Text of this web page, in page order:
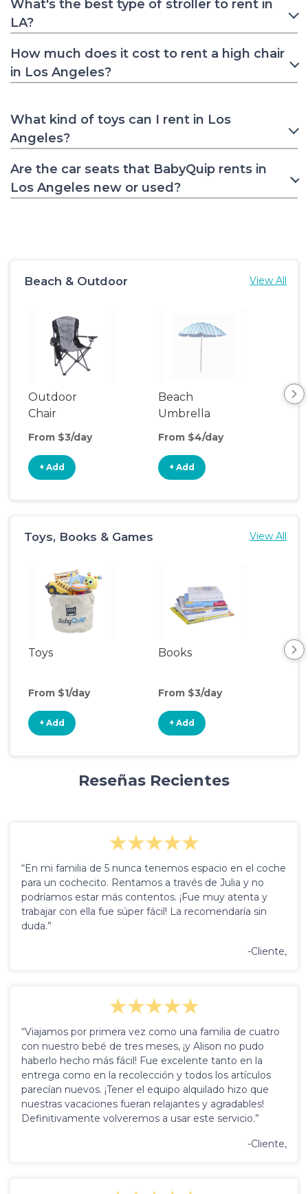
What's the best type of stroller to rent in
LA?
How much does it cost to rent a high chair
in Los Angeles?
What kind of toys can I rent in Los
Angeles?
Are the car seats that BabyQuip rents in
Los Angeles new or used?
Beach & Outdoor View All
Outdoor
Chair
From $3/day
+ Add
Beach
Umbrella
From $4/day
+ Add
Toys, Books & Games View All
Toys
From $1/day
+ Add
Books
From $3/day
+ Add
Reseñas Recientes
“En mi familia de 5 nunca tenemos espacio en el coche
para un cochecito. Rentamos a través de Julia y no
podríamos estar más contentos. ¡Fue muy atenta y
trabajar con ella fue súper fácil! La recomendaría sin
duda.”
-Cliente,
“Viajamos por primera vez como una familia de cuatro
con nuestro bebé de tres meses, ¡y Alison no pudo
haberlo hecho más fácil! Fue excelente tanto en la
entrega como en la recolección y todos los artículos
parecían nuevos. ¡Tener el equipo alquilado hizo que
nuestras vacaciones fueran relajantes y agradables!
Definitivamente volveremos a usar este servicio.”
-Cliente,